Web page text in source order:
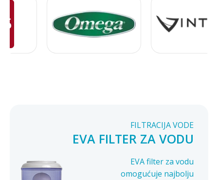
FILTRACIJA VODE
EVA FILTER ZA VODU
EVA filter za vodu
omogućuje najbolju